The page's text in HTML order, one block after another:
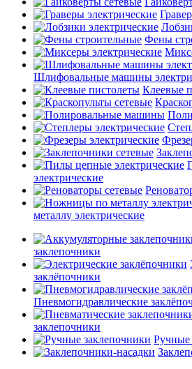
Фены
Шлифовальные машины
Клеевые
электрические
металлу электрические
заклепочники
заклёпочники
Пневмогидравлические
заклепочники
Ручные